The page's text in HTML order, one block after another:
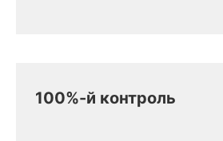
100%-й контроль